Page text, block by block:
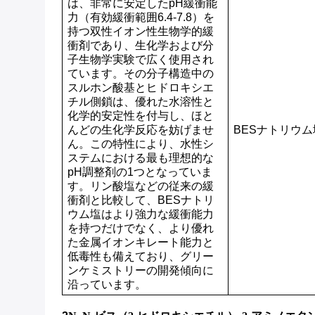
は、非常に安定したpH緩衝能
力（有効緩衝範囲6.4-7.8）を
持つ双性イオン性生物学的緩
衝剤であり、生化学および分
子生物学実験で広く使用され
ています。その分子構造中の
スルホン酸基とヒドロキシエ
チル側鎖は、優れた水溶性と
化学的安定性を付与し、ほと
んどの生化学反応を妨げませ
ん。この特性により、水性シ
ステムにおける最も理想的な
pH調整剤の1つとなっていま
す。リン酸塩などの従来の緩
衝剤と比較して、BESナトリ
ウム塩はより強力な緩衝能力
を持つだけでなく、より優れ
た金属イオンキレート能力と
低毒性も備えており、グリー
ンケミストリーの開発傾向に
沿っています。
BESナトリウ